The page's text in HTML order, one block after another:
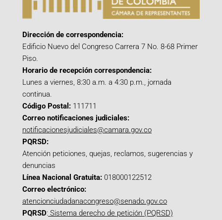
Dirección de correspondencia:
Edificio Nuevo del Congreso Carrera 7 No. 8-68 Primer
Piso.
Horario de recepción correspondencia:
Lunes a viernes, 8:30 a.m. a 4:30 p.m., jornada
continua.
Código Postal: 111711
Correo notificaciones judiciales:
notificacionesjudiciales@camara.gov.co
PQRSD:
Atención peticiones, quejas, reclamos, sugerencias y
denuncias
Línea Nacional Gratuita: 018000122512
Correo electrónico:
atencionciudadanacongreso@senado.gov.co
PQRSD: Sistema derecho de petición (PQRSD)